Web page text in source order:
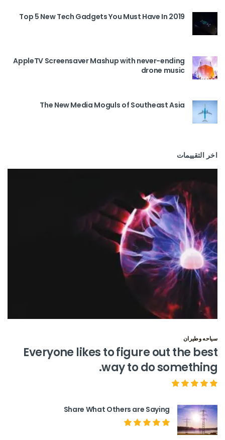
Top 5 New Tech Gadgets You Must Have In 2019
AppleTV Screensaver Mashup with never-ending
drone music
The New Media Moguls of Southeast Asia
اخر التقييمات
سياحه وطيران
Everyone likes to figure out the best
way to do something.
Share What Others are Saying